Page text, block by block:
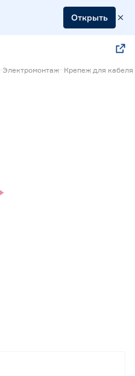
Открыть
Электромонтаж Крепеж для кабеля